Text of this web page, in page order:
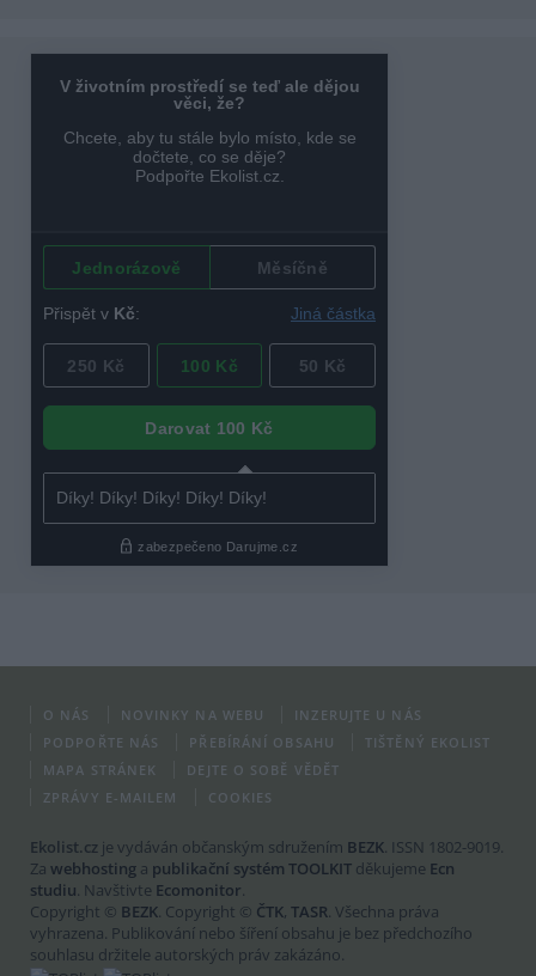
O NÁS NOVINKY NA WEBU
INZERUJTE U NÁS
PODPOŘTE NÁS
PŘEBÍRÁNÍ OBSAHU
TIŠTĚNÝ EKOLIST
MAPA STRÁNEK
DEJTE O SOBĚ VĚDĚT
ZPRÁVY E-MAILEM
COOKIES
Ekolist.cz je vydáván občanským sdružením BEZK. ISSN 1802-9019.
Za webhosting a publikační systém TOOLKIT děkujeme Ecn
studiu. Navštivte Ecomonitor.
Copyright © BEZK. Copyright © ČTK, TASR. Všechna práva
vyhrazena. Publikování nebo šíření obsahu je bez předchozího
souhlasu držitele autorských práv zakázáno.